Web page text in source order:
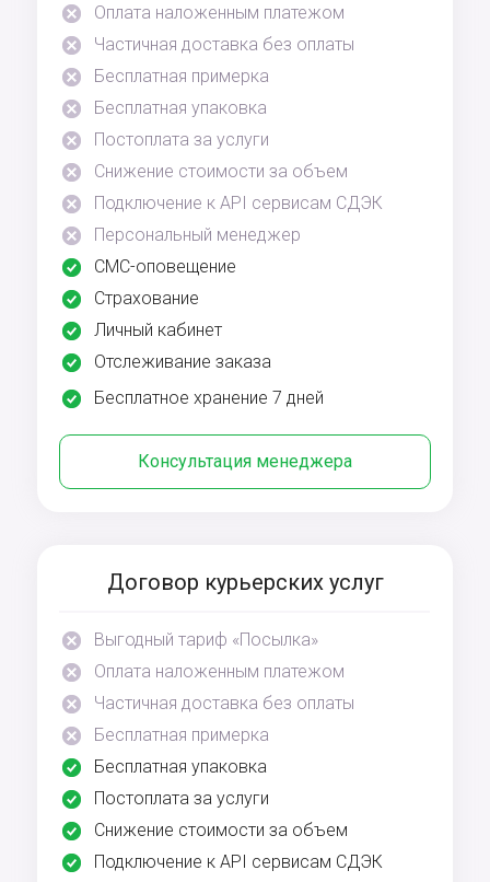
Оплата наложенным платежом
Частичная доставка без оплаты
Бесплатная примерка
Бесплатная упаковка
Постоплата за услуги
Снижение стоимости за объем
Подключение к API сервисам СДЭК
Персональный менеджер
СМС-оповещение
Страхование
Личный кабинет
Отслеживание заказа
Бесплатное хранение 7 дней
Выгодный тариф «Посылка»
Оплата наложенным платежом
Частичная доставка без оплаты
Бесплатная примерка
Бесплатная упаковка
Постоплата за услуги
Снижение стоимости за объем
Подключение к API сервисам СДЭК
Договор курьерских услуг
Консультация менеджера